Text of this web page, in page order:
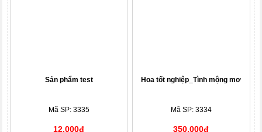
Sản phẩm test
Mã SP: 3335
12,000đ
Hoa tốt nghiệp_Tình mộng mơ
Mã SP: 3334
350,000đ